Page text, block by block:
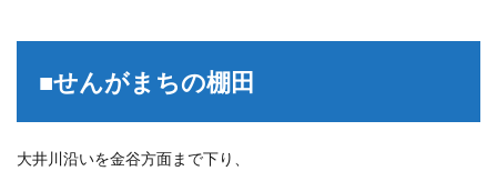
■せんがまちの棚田
大井川沿いを金谷方面まで下り、